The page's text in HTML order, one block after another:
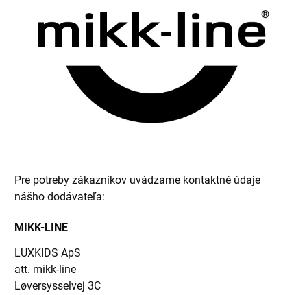
Pre potreby zákazníkov uvádzame kontaktné údaje
nášho dodávateľa:
MIKK-LINE
LUXKIDS ApS
att. mikk-line
Løversysselvej 3C